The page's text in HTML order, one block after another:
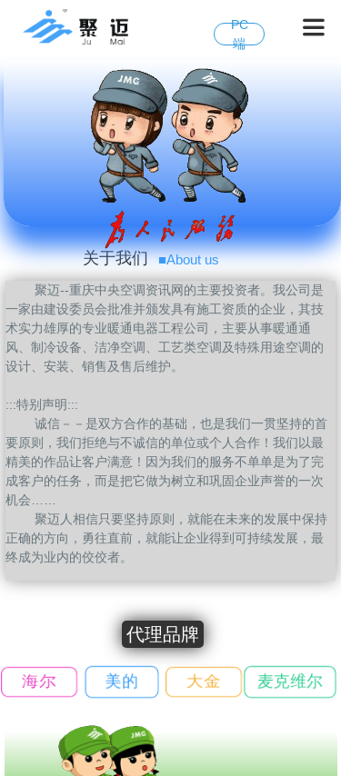
■About us
关于我们
聚迈--重庆中央空调资讯网的主要投资者。我公司是
一家由建设委员会批准并颁发具有施工资质的企业，其技
术实力雄厚的专业暖通电器工程公司，主要从事暖通通
风、制冷设备、洁净空调、工艺类空调及特殊用途空调的
设计、安装、销售及售后维护。
:::特别声明:::
诚信－－是双方合作的基础，也是我们一贯坚持的首
要原则，我们拒绝与不诚信的单位或个人合作！我们以最
精美的作品让客户满意！因为我们的服务不单单是为了完
成客户的任务，而是把它做为树立和巩固企业声誉的一次
机会……
聚迈人相信只要坚持原则，就能在未来的发展中保持
正确的方向，勇往直前，就能让企业得到可持续发展，最
终成为业内的佼佼者。
代理品牌
海尔 美的 大金 麦克维尔
PC
端